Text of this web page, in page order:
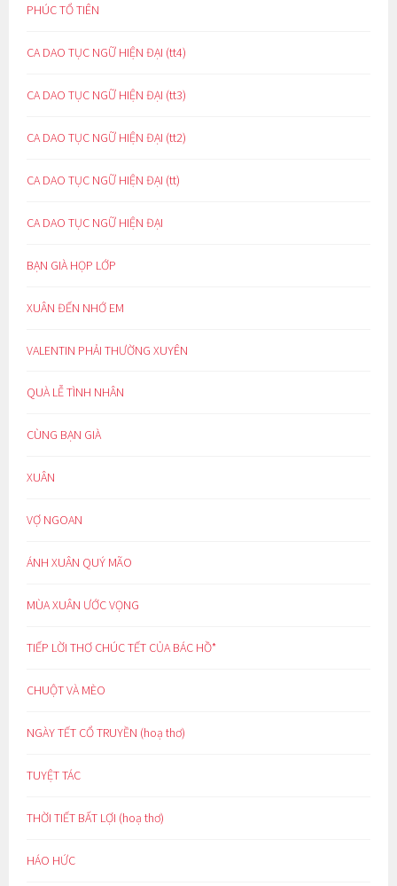
PHÚC TỔ TIÊN
CA DAO TỤC NGỮ HIỆN ĐẠI (tt4)
CA DAO TỤC NGỮ HIỆN ĐẠI (tt3)
CA DAO TỤC NGỮ HIỆN ĐẠI (tt2)
CA DAO TỤC NGỮ HIỆN ĐẠI (tt)
CA DAO TỤC NGỮ HIỆN ĐẠI
BẠN GIÀ HỌP LỚP
XUÂN ĐẾN NHỚ EM
VALENTIN PHẢI THƯỜNG XUYÊN
QUÀ LỄ TÌNH NHÂN
CÙNG BẠN GIÀ
XUÂN
VỢ NGOAN
ÁNH XUÂN QUÝ MÃO
MÙA XUÂN ƯỚC VỌNG
TIẾP LỜI THƠ CHÚC TẾT CỦA BÁC HỒ*
CHUỘT VÀ MÈO
NGÀY TẾT CỔ TRUYỀN (hoạ thơ)
TUYỆT TÁC
THỜI TIẾT BẤT LỢI (hoạ thơ)
HÁO HỨC